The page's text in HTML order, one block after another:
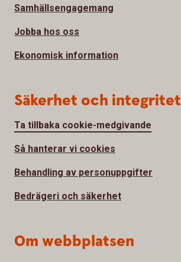
Samhällsengagemang
Jobba hos oss
Ekonomisk information
Säkerhet och integritet
Ta tillbaka cookie-medgivande
Så hanterar vi cookies
Behandling av personuppgifter
Bedrägeri och säkerhet
Om webbplatsen